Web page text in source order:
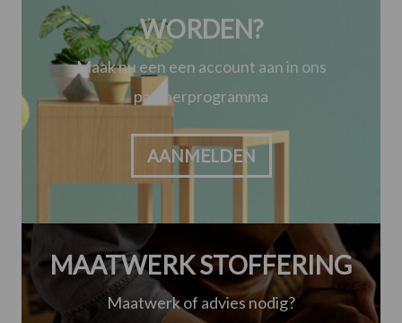
WORDEN?
Maak nu een een account aan in ons
partnerprogramma
AANMELDEN
MAATWERK STOFFERING
Maatwerk of advies nodig?